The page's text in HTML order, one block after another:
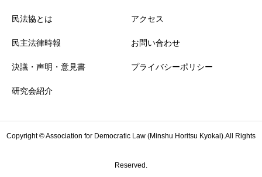
民法協とは
民主法律時報
決議・声明・意見書
研究会紹介
アクセス
お問い合わせ
プライバシーポリシー
Copyright © Association for Democratic Law (Minshu Horitsu Kyokai).All Rights
Reserved.